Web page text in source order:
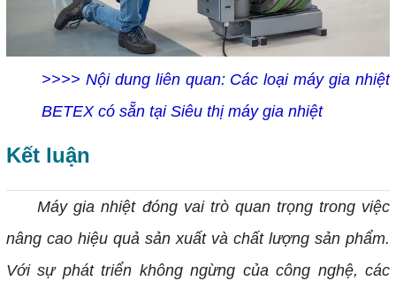
>>>> Nội dung liên quan: Các loại máy gia nhiệt
BETEX có sẵn tại Siêu thị máy gia nhiệt
Kết luận
Máy gia nhiệt đóng vai trò quan trọng trong việc
nâng cao hiệu quả sản xuất và chất lượng sản phẩm.
Với sự phát triển không ngừng của công nghệ, các